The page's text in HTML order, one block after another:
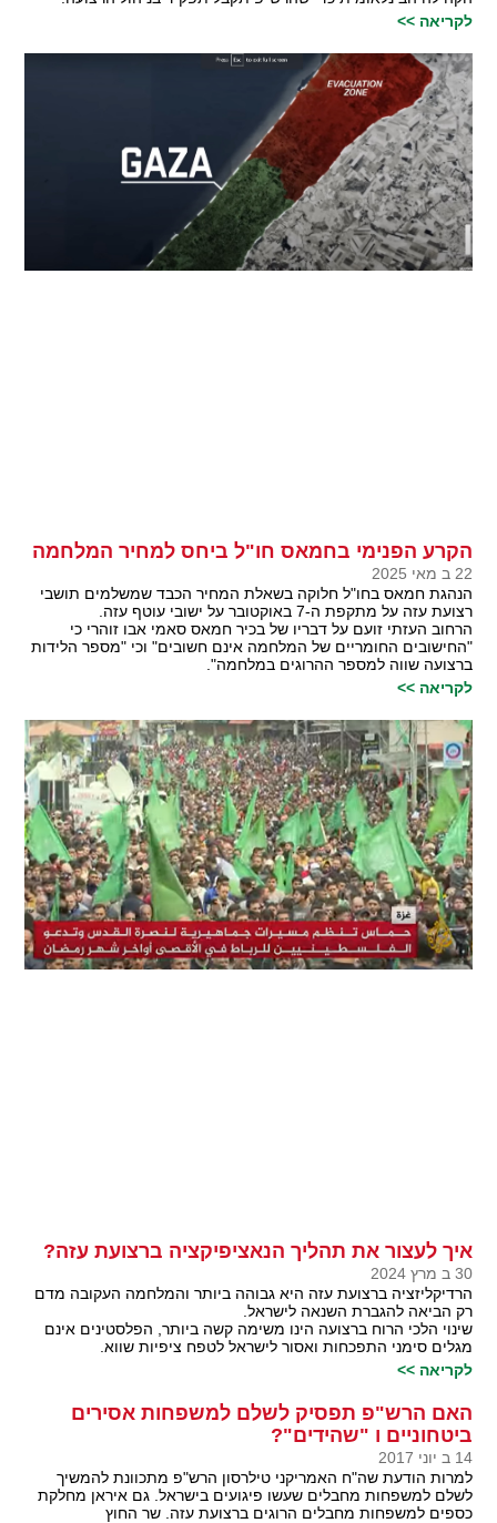
לקריאה >>
הקרע הפנימי בחמאס חו"ל ביחס למחיר המלחמה
22 ב מאי 2025
הנהגת חמאס בחו"ל חלוקה בשאלת המחיר הכבד שמשלמים תושבי
רצועת עזה על מתקפת ה-7 באוקטובר על ישובי עוטף עזה.
הרחוב העזתי זועם על דבריו של בכיר חמאס סאמי אבו זוהרי כי
"החישובים החומריים של המלחמה אינם חשובים" וכי "מספר הלידות
ברצועה שווה למספר ההרוגים במלחמה".
לקריאה >>
איך לעצור את תהליך הנאציפיקציה ברצועת עזה?
30 ב מרץ 2024
הרדיקליזציה ברצועת עזה היא גבוהה ביותר והמלחמה העקובה מדם
רק הביאה להגברת השנאה לישראל.
שינוי הלכי הרוח ברצועה הינו משימה קשה ביותר, הפלסטינים אינם
מגלים סימני התפכחות ואסור לישראל לטפח ציפיות שווא.
לקריאה >>
האם הרש"פ תפסיק לשלם למשפחות אסירים
ביטחוניים ו "שהידים"?
14 ב יוני 2017
למרות הודעת שה"ח האמריקני טילרסון הרש"פ מתכוונת להמשיך
לשלם למשפחות מחבלים שעשו פיגועים בישראל. גם איראן מחלקת
כספים למשפחות מחבלים הרוגים ברצועת עזה. שר החוץ